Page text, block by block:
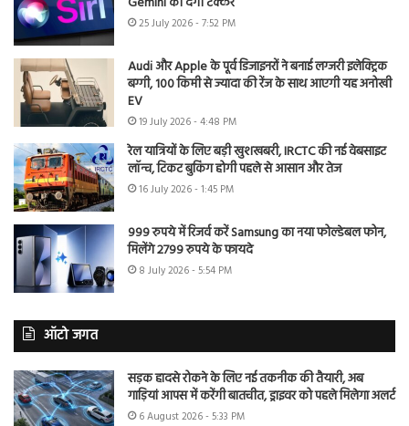
25 July 2026 - 7:52 PM
Audi और Apple के पूर्व डिजाइनरों ने बनाई लग्जरी इलेक्ट्रिक
बग्गी, 100 किमी से ज्यादा की रेंज के साथ आएगी यह अनोखी
EV
19 July 2026 - 4:48 PM
रेल यात्रियों के लिए बड़ी खुशखबरी, IRCTC की नई वेबसाइट
लॉन्च, टिकट बुकिंग होगी पहले से आसान और तेज
16 July 2026 - 1:45 PM
999 रुपये में रिजर्व करें Samsung का नया फोल्डेबल फोन,
मिलेंगे 2799 रुपये के फायदे
8 July 2026 - 5:54 PM
ऑटो जगत
सड़क हादसे रोकने के लिए नई तकनीक की तैयारी, अब
गाड़ियां आपस में करेंगी बातचीत, ड्राइवर को पहले मिलेगा अलर्ट
6 August 2026 - 5:33 PM